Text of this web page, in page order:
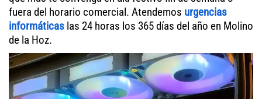
fuera del horario comercial. Atendemos urgencias
informáticas las 24 horas los 365 días del año en Molino
de la Hoz.